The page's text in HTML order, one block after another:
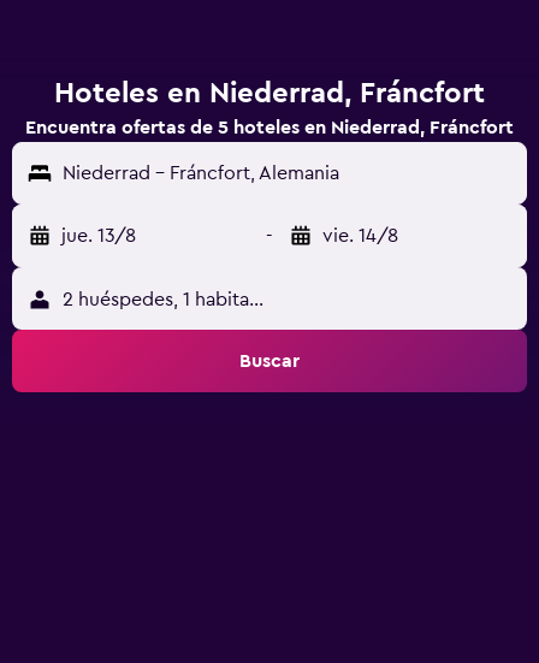
Hoteles en Niederrad, Fráncfort
Encuentra ofertas de 5 hoteles en Niederrad, Fráncfort
Niederrad - Fráncfort, Alemania
jue. 13/8 - vie. 14/8
2 huéspedes, 1 habitación
Buscar